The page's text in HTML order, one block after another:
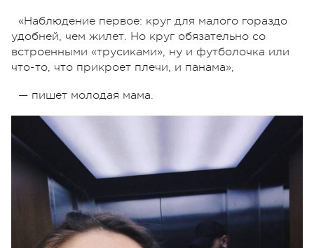
«Наблюдение первое: круг для малого гораздо
удобней, чем жилет. Но круг обязательно со
встроенными «трусиками», ну и футболочка или
что-то, что прикроет плечи, и панама»,
— пишет молодая мама.